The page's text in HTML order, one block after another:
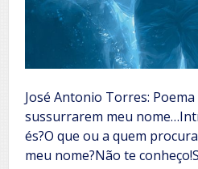
José Antonio Torres: Poema
sussurrarem meu
és?O que ou a quem
meu nome?Não te